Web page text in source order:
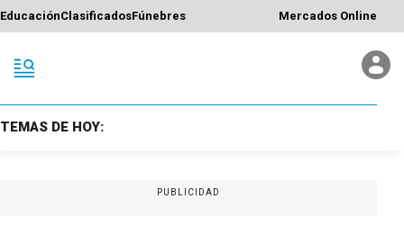
EducaciónClasificadosFúnebres Mercados Online
TEMAS DE HOY:
PUBLICIDAD